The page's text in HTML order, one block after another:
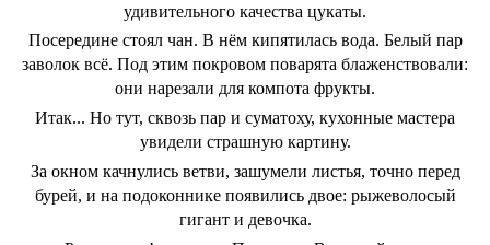
удивительного качества цукаты.
Посередине стоял чан. В нём кипятилась вода. Белый пар
заволок всё. Под этим покровом поварята блаженствовали:
они нарезали для компота фрукты.
Итак... Но тут, сквозь пар и суматоху, кухонные мастера
увидели страшную картину.
За окном качнулись ветви, зашумели листья, точно перед
бурей, и на подоконнике появились двое: рыжеволосый
гигант и девочка.